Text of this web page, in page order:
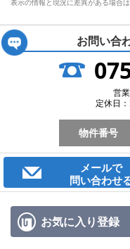
表示の情報と現況に差異がある場合は
お問い合
営
定休日
物件番号
メールで
問い合わせ
お気に入り登録